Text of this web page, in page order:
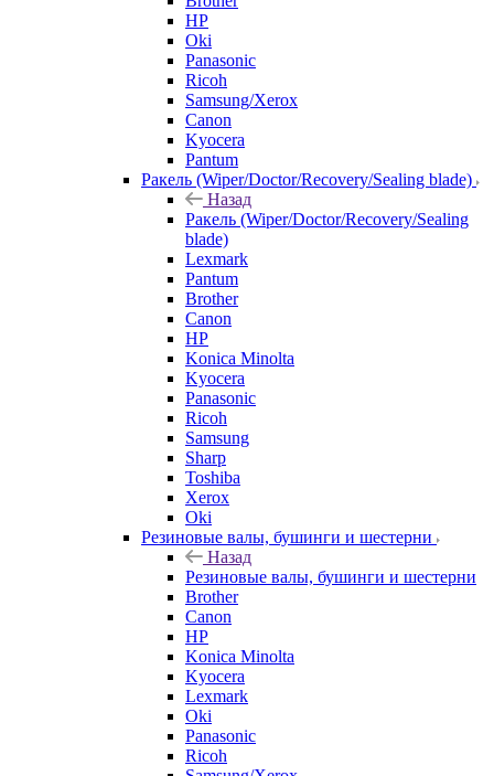
HP
Oki
Panasonic
Ricoh
Samsung/Xerox
Canon
Kyocera
Pantum
Ракель (Wiper/Doctor/Recovery/Sealing blade)
Назад
Ракель (Wiper/Doctor/Recovery/Sealing
blade)
Lexmark
Pantum
Brother
Canon
HP
Konica Minolta
Kyocera
Panasonic
Ricoh
Samsung
Sharp
Toshiba
Xerox
Oki
Резиновые валы, бушинги и шестерни
Назад
Резиновые валы, бушинги и шестерни
Brother
Canon
HP
Konica Minolta
Kyocera
Lexmark
Oki
Panasonic
Ricoh